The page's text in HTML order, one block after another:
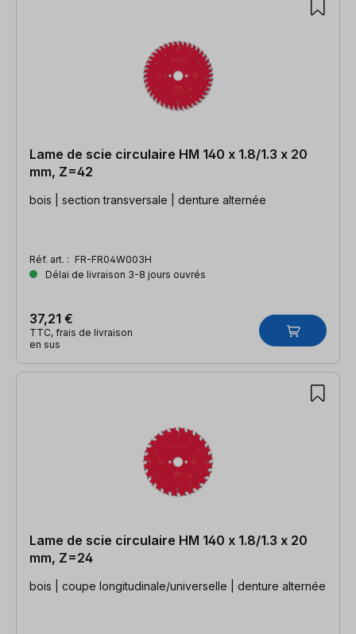
Lame de scie circulaire HM 140 x 1.8/1.3 x 20
mm, Z=42
bois | section transversale | denture alternée
Réf. art. : FR-FR04W003H
Délai de livraison 3-8 jours ouvrés
37,21 €
TTC, frais de livraison
en sus
Lame de scie circulaire HM 140 x 1.8/1.3 x 20
mm, Z=24
bois | coupe longitudinale/universelle | denture alternée